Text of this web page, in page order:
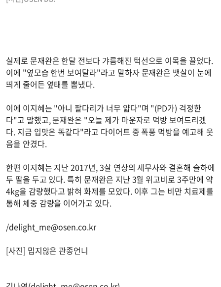
실제로 문재완은 한달 전보다 갸름해진 턱선으로 이목을 끌었다.
이에 "옆모습 한번 보여달라"라고 말하자 문재완은 뱃살이 눈에
띄게 줄어든 옆태를 뽐냈다.
이에 이지혜는 "아니 팔다리가 너무 얇다"며 "(PD가) 걱정한
다"고 말했고, 문재완은 "오늘 제가 마운자로 먹방 보여드리겠
다. 지금 입맛은 똑같다"라고 다이어트 중 폭풍 먹방을 예고해 웃
음을 안겼다.
한편 이지혜는 지난 2017년, 3살 연상의 세무사와 결혼해 슬하에
두 딸을 두고 있다. 특히 문재완은 지난 3월 위고비로 3주만에 약
4kg을 감량했다고 밝혀 화제를 모았다. 이후 그는 비만 치료제를
통해 체중 감량을 이어가고 있다.
/delight_me@osen.co.kr
[사진] 밉지않은 관종언니